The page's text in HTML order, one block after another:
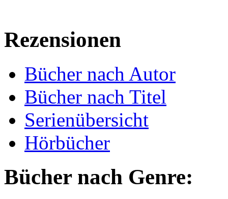
Rezensionen
Bücher nach Autor
Bücher nach Titel
Serienübersicht
Hörbücher
Bücher nach Genre: